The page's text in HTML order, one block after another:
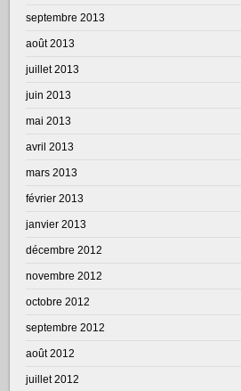
septembre 2013
août 2013
juillet 2013
juin 2013
mai 2013
avril 2013
mars 2013
février 2013
janvier 2013
décembre 2012
novembre 2012
octobre 2012
septembre 2012
août 2012
juillet 2012